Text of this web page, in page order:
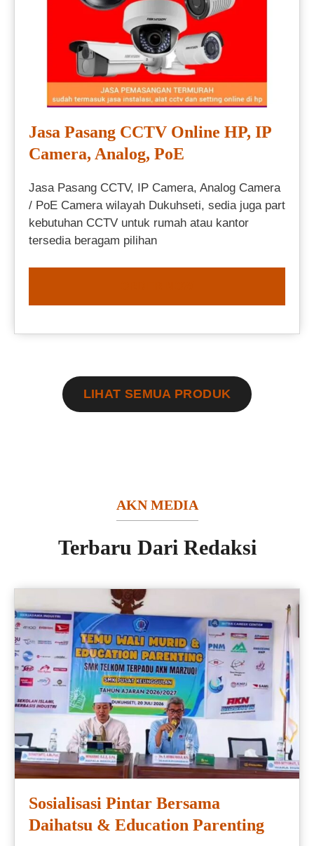
Jasa Pasang CCTV Online HP, IP
Camera, Analog, PoE
Jasa Pasang CCTV, IP Camera, Analog Camera
/ PoE Camera wilayah Dukuhseti, sedia juga part
kebutuhan CCTV untuk rumah atau kantor
tersedia beragam pilihan
LIHAT SEMUA PRODUK
AKN MEDIA
Terbaru Dari Redaksi
Sosialisasi Pintar Bersama
Daihatsu & Education Parenting